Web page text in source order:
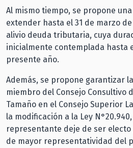
Al mismo tiempo, se propone
extender hasta el 31 de marzo
alivio deuda tributaria, cuya
inicialmente contemplada hasta
presente año.
Además, se propone garantizar
miembro del Consejo Consultivo
Tamaño en el Consejo Superior
la modificación a la Ley
representante deje de ser
de mayor representatividad del